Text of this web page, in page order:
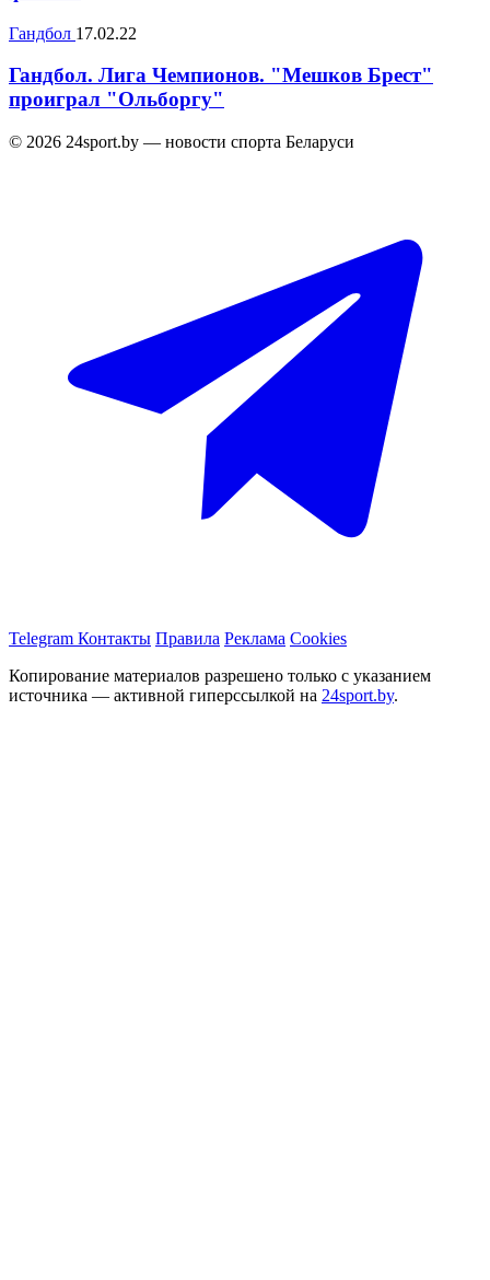
Гандбол 17.02.22
Гандбол. Лига Чемпионов. "Мешков Брест"
проиграл "Ольборгу"
© 2026 24sport.by — новости спорта Беларуси
Telegram Контакты Правила Реклама Cookies
Копирование материалов разрешено только с указанием
источника — активной гиперссылкой на 24sport.by.